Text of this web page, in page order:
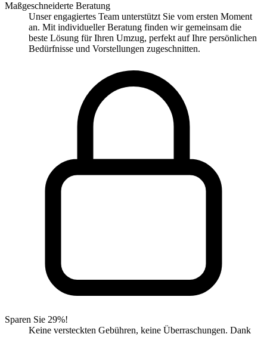
Maßgeschneiderte Beratung
Unser engagiertes Team unterstützt Sie vom ersten Moment
an. Mit individueller Beratung finden wir gemeinsam die
beste Lösung für Ihren Umzug, perfekt auf Ihre persönlichen
Bedürfnisse und Vorstellungen zugeschnitten.
Sparen Sie 29%!
Keine versteckten Gebühren, keine Überraschungen. Dank